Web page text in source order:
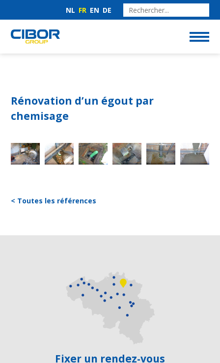
NL FR EN DE
Rénovation d’un égout par
chemisage
< Toutes les références
Fixer un rendez-vous